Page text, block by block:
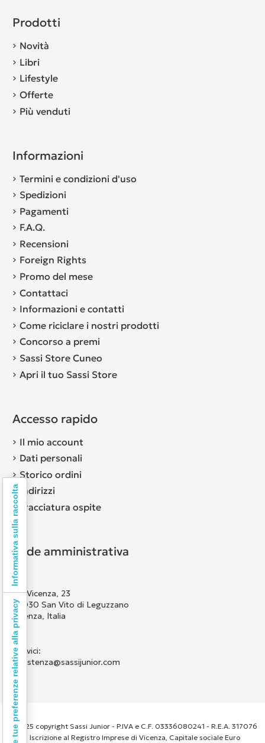
Prodotti
Novità
Libri
Lifestyle
Offerte
Più venduti
Informazioni
Termini e condizioni d'uso
Spedizioni
Pagamenti
F.A.Q.
Recensioni
Foreign Rights
Promo del mese
Contattaci
Informazioni e contatti
Come riciclare i nostri prodotti
Concorso a premi
Sassi Store Cuneo
Apri il tuo Sassi Store
Accesso rapido
Il mio account
Dati personali
Storico ordini
Indirizzi
Tracciatura ospite
Sede amministrativa
Via Vicenza, 23
36030 San Vito di Leguzzano
Vicenza, Italia
Scrivici:
assistenza@sassijunior.com
© 2025 copyright Sassi Junior - P.IVA e C.F. 03336080241 - R.E.A. 317076
- Iscrizione al Registro Imprese di Vicenza, Capitale sociale Euro
Le tue preferenze relative alla privacy
Informativa sulla raccolta